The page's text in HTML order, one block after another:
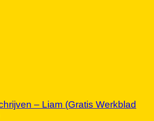
– Liam (Gratis Werkblad